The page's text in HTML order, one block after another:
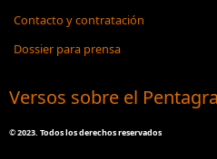
Contacto y contratación
Dossier para prensa
Versos sobre el
©2023. Todos los derechos reservados